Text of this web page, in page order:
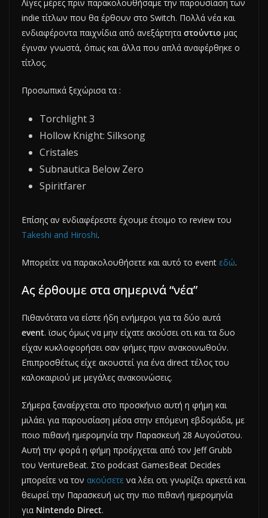
Λίγες μέρες πριν παρακολουθήσαμε την παρουσίαση των
indie τίτλων που θα έρθουν στο Switch. Πολλά νέα και
ενδιαφέροντα παιχνίδια από ανεξάρτητα στούντιο μας
έγιναν γνωστά, όπως και άλλα που απλά αναφέρθηκε ο
τίτλος.
Προσωπικά ξεχώρισα τα :
Torchlight 3
Hollow Knight: Silksong
Cristales
Subnautica Below Zero
Spiritfarer
Επίσης αν ενδιαφέρεστε έχουμε έτοιμο το review του
Takeshi and Hiroshi.
Μπορείτε να παρακολουθήσετε και αυτό τo event εδώ.
Ας έρθουμε στα σημερινά “νέα”
Πιθανότατα να είστε ήδη ενήμεροι για τα δύο αυτά
event. ϊσως όμως να μην είχατε ακούσει οτι και τα δυο
είχαν κυκλοφορήσει σαν φήμες πριν ανακοινωθούν.
Επιπροσθέτως είχε ακουστεί για ένα direct τέλος του
καλοκαιριού με μεγάλες ανακοινώσεις.
Σήμερα ξαναέρχεται στο προσκήνιο αυτή η φήμη και
μιλάει για παρουσίαση μέσα στην επόμενη εβδομάδα, με
ποιο πιθανή ημερομηνία την Παρασκευή 28 Αυγούστου.
Αυτή την φορά η φήμη προέρχεται από τον Jeff Grubb
του VentureBeat. Στο podcast GamesBeat Decides
μπορείτε να τον ακούσετε να λέει οτι γνωρίζει αρκετά και
θεωρεί την Παρασκευή ως την πιο πιθανή ημερομηνία
για Nintendo Direct.